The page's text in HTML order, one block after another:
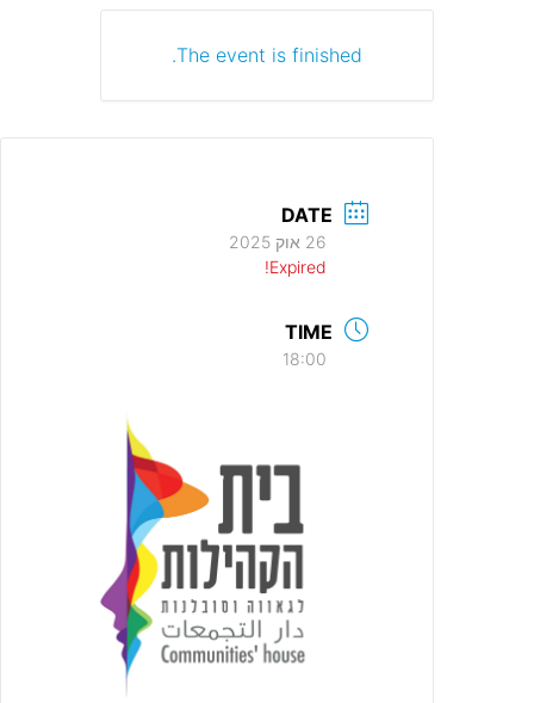
The event is finished.
DATE
26 אוק 2025
Expired!
TIME
18:00